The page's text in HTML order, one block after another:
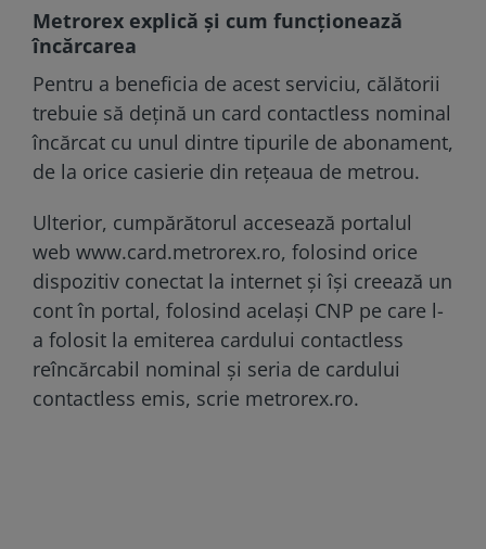
Metrorex explică şi cum funcţionează
încărcarea
Pentru a beneficia de acest serviciu, călătorii
trebuie să deţină un card contactless nominal
încărcat cu unul dintre tipurile de abonament,
de la orice casierie din reţeaua de metrou.
Ulterior, cumpărătorul accesează portalul
web www.card.metrorex.ro, folosind orice
dispozitiv conectat la internet şi îşi creează un
cont în portal, folosind acelaşi CNP pe care l-
a folosit la emiterea cardului contactless
reîncărcabil nominal şi seria de cardului
contactless emis, scrie metrorex.ro.